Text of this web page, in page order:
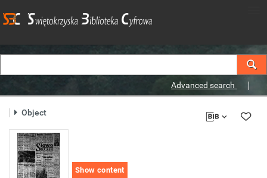
Advanced search
Object
Show content